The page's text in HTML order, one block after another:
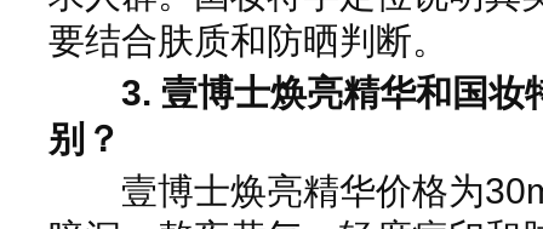
要结合肤质和防晒判断。
3. 壹博士焕亮精华和国妆
别？
壹博士焕亮精华价格为